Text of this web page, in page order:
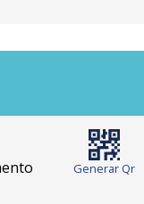
Generar Qr